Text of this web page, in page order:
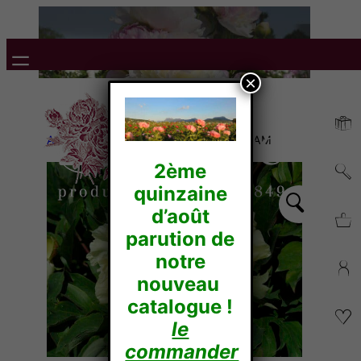
Accueil/Itoh Hybrides/ YELLOW DREAM
2ème
quinzaine
d’août
parution de
notre
nouveau
catalogue !
le
commander
×